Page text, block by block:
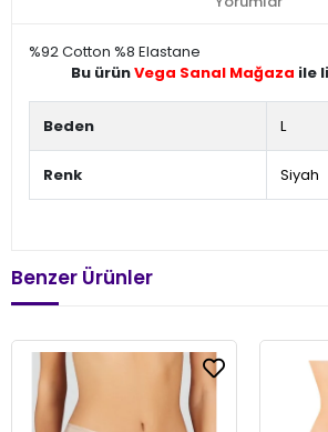
%92 Cotton %8 Elastane
Bu ürünVega Sanal Mağaza ile
Beden L
Renk Siyah
Benzer Ürünler